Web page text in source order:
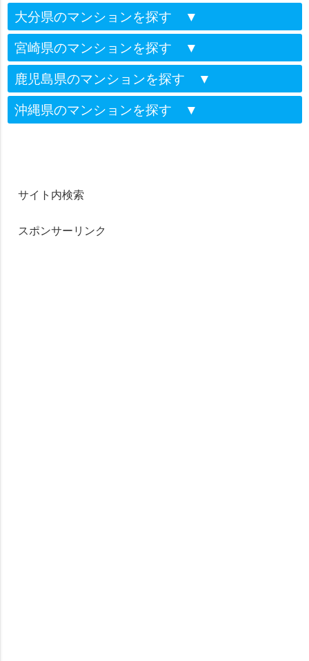
大分県のマンションを探す ▼
宮崎県のマンションを探す ▼
鹿児島県のマンションを探す ▼
沖縄県のマンションを探す ▼
サイト内検索
スポンサーリンク